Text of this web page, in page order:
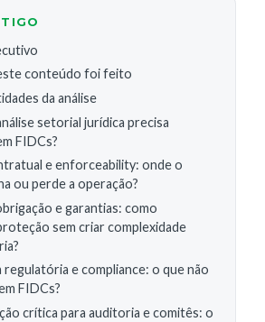
conteúdo foi feito
da análise
setorial jurídica precisa
FIDCs?
e enforceability: onde o
ou perde a operação?
e garantias: como
sem criar complexidade
regulatória e compliance: o que não
FIDCs?
crítica para auditoria e comitês: o